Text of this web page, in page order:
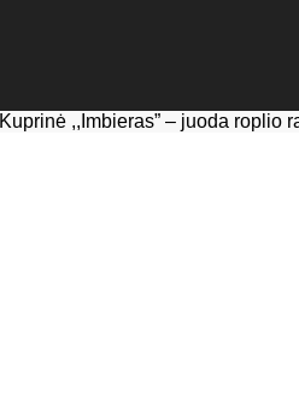
Kuprinė ,,Imbieras” – juoda roplio